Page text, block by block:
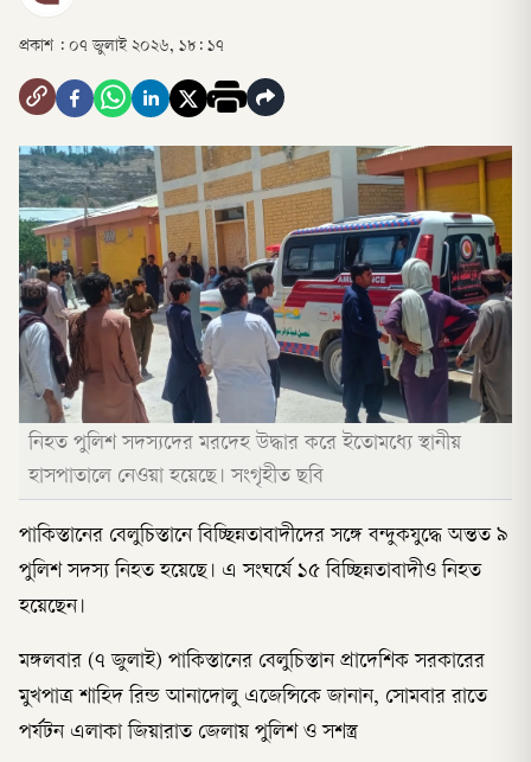
প্রকাশ : ০৭ জুলাই ২০২৬, ১৮: ১৭
নিহত পুলিশ সদস্যদের মরদেহ উদ্ধার করে ইতোমধ্যে স্থানীয়
হাসপাতালে নেওয়া হয়েছে। সংগৃহীত ছবি
পাকিস্তানের বেলুচিস্তানে বিচ্ছিন্নতাবাদীদের সঙ্গে বন্দুকযুদ্ধে অন্তত ৯
পুলিশ সদস্য নিহত হয়েছে। এ সংঘর্ষে ১৫ বিচ্ছিন্নতাবাদীও নিহত
হয়েছেন।
মঙ্গলবার (৭ জুলাই) পাকিস্তানের বেলুচিস্তান প্রাদেশিক সরকারের
মুখপাত্র শাহিদ রিন্ড আনাদোলু এজেন্সিকে জানান, সোমবার রাতে
পর্যটন এলাকা জিয়ারাত জেলায় পুলিশ ও সশস্ত্র